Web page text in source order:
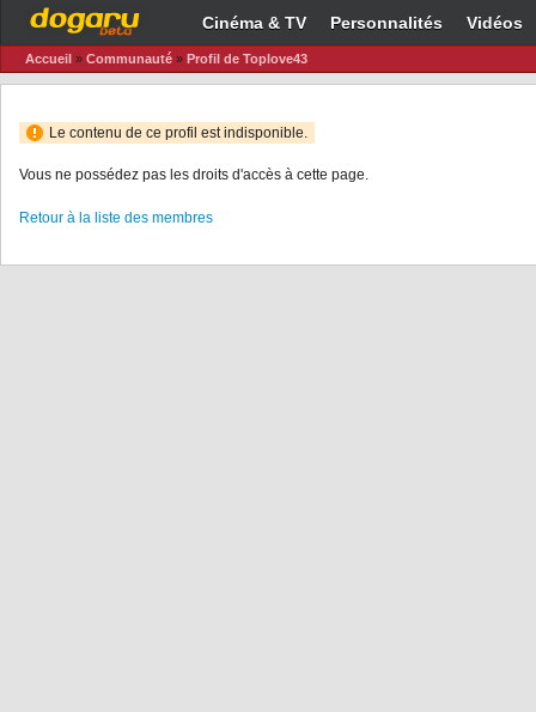
Cinéma & TV Personnalités Vidéos
Accueil » Communauté » Profil de Toplove43
Le contenu de ce profil est indisponible.
Vous ne possédez pas les droits d'accès à cette page.
Retour à la liste des membres